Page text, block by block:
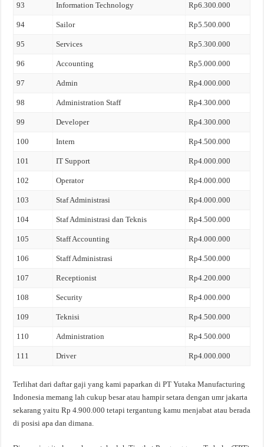
93 Information Technology Rp6.300.000
94 Sailor Rp5.500.000
95 Services Rp5.300.000
96 Accounting Rp5.000.000
97 Admin Rp4.000.000
98 Administration Staff Rp4.300.000
99 Developer Rp4.300.000
100 Intern Rp4.500.000
101 IT Support Rp4.000.000
102 Operator Rp4.000.000
103 Staf Administrasi Rp4.000.000
104 Staf Administrasi dan Teknis Rp4.500.000
105 Staff Accounting Rp4.000.000
106 Staff Administrasi Rp4.500.000
107 Receptionist Rp4.200.000
108 Security Rp4.000.000
109 Teknisi Rp4.500.000
110 Administration Rp4.500.000
111 Driver Rp4.000.000
Terlihat dari daftar gaji yang kami paparkan di PT Yutaka Manufacturing
Indonesia memang lah cukup besar atau hampir setara dengan umr jakarta
sekarang yaitu Rp 4.900.000 tetapi tergantung kamu menjabat atau berada
di posisi apa dan dimana.